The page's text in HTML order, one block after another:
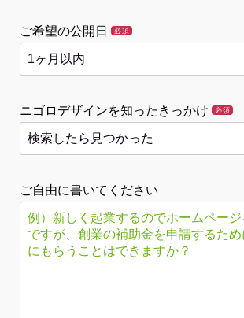
ご希望の公開日 必須
ニゴロデザインを知ったきっかけ 必須
ご自由に書いてください